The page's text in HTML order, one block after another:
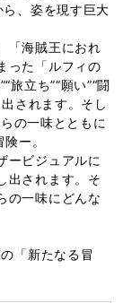
、姿を現す巨大
「海賊王におれ
った「ルフィの
旅立ち”“願い”“闘
されます。そし
の一味とともに
ー。
ービジュアルに
出されます。そ
の一味にどんな
「新たなる冒